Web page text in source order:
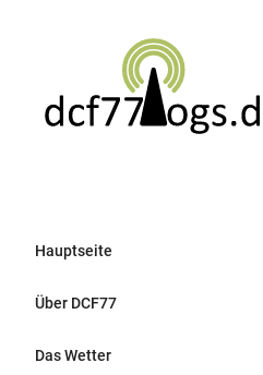
Hauptseite
Über DCF77
Das Wetter